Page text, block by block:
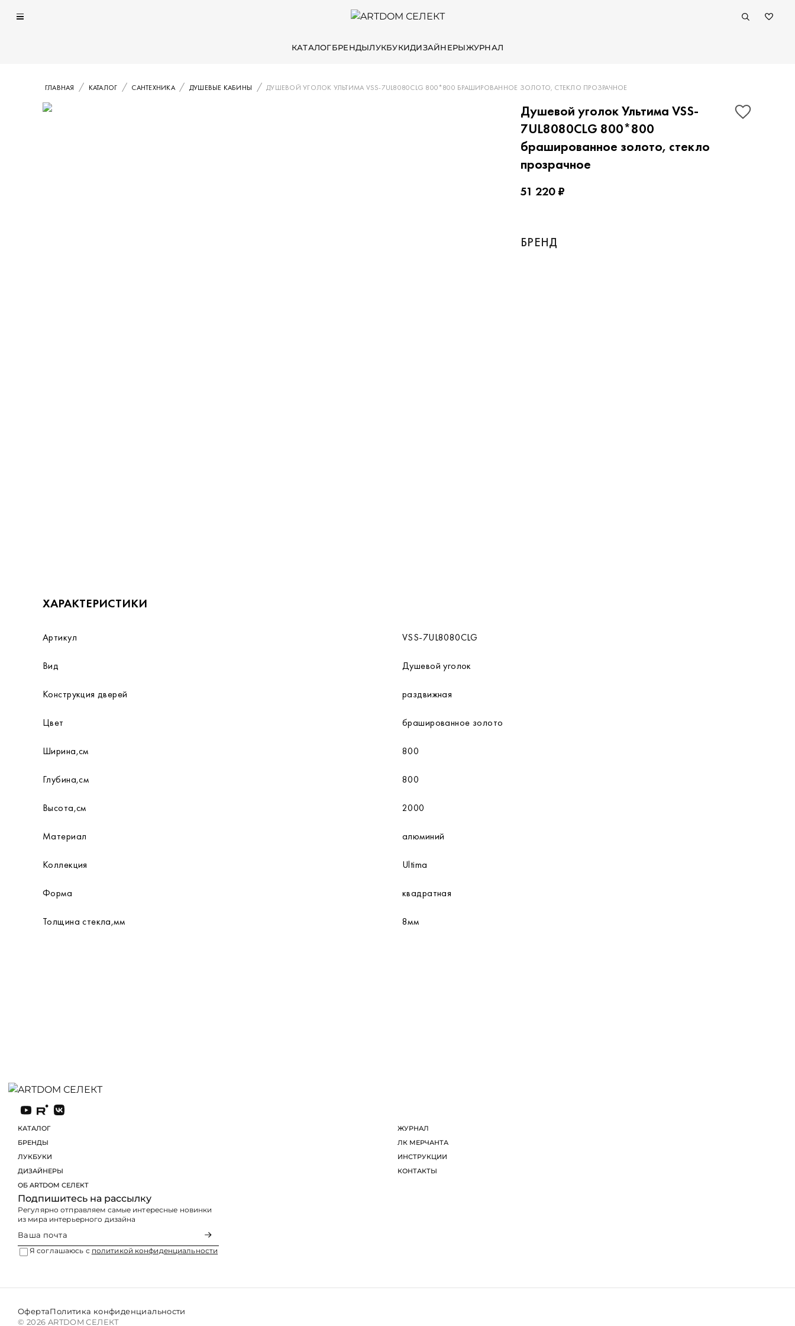
КАТАЛОГБРЕНДЫЛУКБУКИДИЗАЙНЕРЫЖУРНАЛ
ГЛАВНАЯ КАТАЛОГ САНТЕХНИКА ДУШЕВЫЕ КАБИНЫ ДУШЕВОЙ УГОЛОК УЛЬТИМА VSS-7UL8080CLG 800*800 БРАШИРОВАННОЕ ЗОЛОТО, СТЕКЛО ПРОЗРАЧНОЕ
Душевой уголок Ультима VSS-
7UL8080CLG 800*800
брашированное золото, стекло
прозрачное
51 220 ₽
ХАРАКТЕРИСТИКИ
Артикул VSS-7UL8080CLG
Вид Душевой уголок
Конструкция дверей раздвижная
Цвет брашированное золото
Ширина,см 800
Глубина,см 800
Высота,см 2000
Материал алюминий
Коллекция Ultima
Форма квадратная
Толщина стекла,мм 8мм
КАТАЛОГ
БРЕНДЫ
ЛУКБУКИ
Подпишитесь на рассылку
Регулярно отправляем самые интересные новинки
Я соглашаюсь сполитикой конфиденциальности